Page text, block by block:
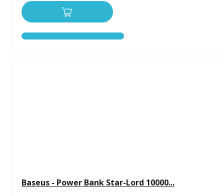
Baseus - Power Bank Star-Lord 10000...